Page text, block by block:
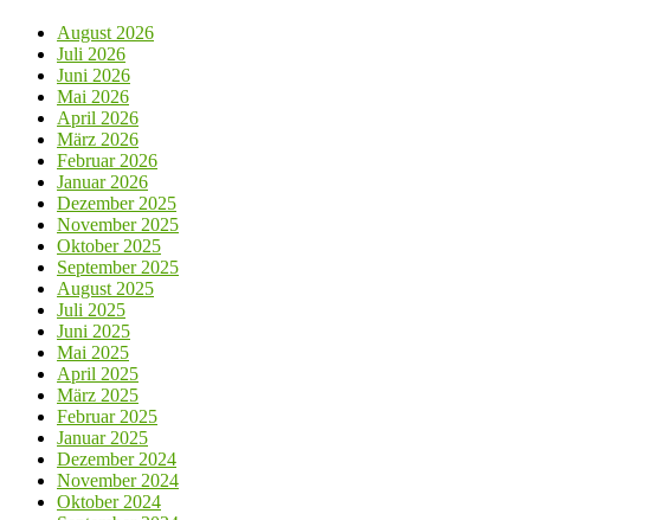
August 2026
Juli 2026
Juni 2026
Mai 2026
April 2026
März 2026
Februar 2026
Januar 2026
Dezember 2025
November 2025
Oktober 2025
September 2025
August 2025
Juli 2025
Juni 2025
Mai 2025
April 2025
März 2025
Februar 2025
Januar 2025
Dezember 2024
November 2024
Oktober 2024